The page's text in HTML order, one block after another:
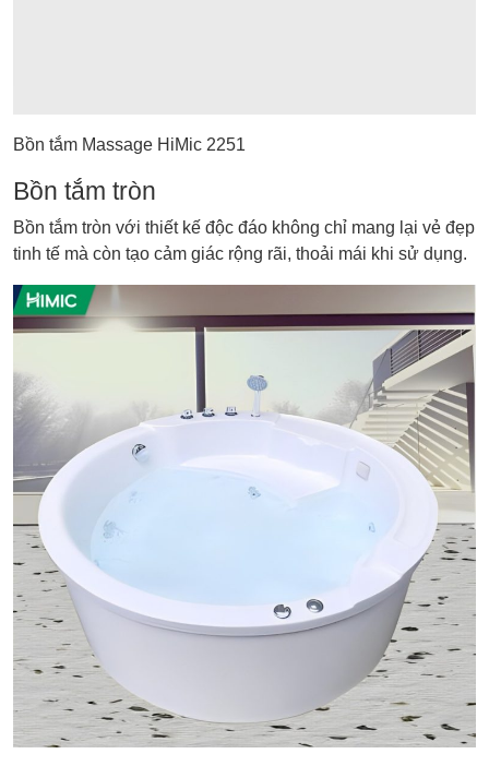
Bồn tắm Massage HiMic 2251
Bồn tắm tròn
Bồn tắm tròn với thiết kế độc đáo không chỉ mang lại vẻ đẹp
tinh tế mà còn tạo cảm giác rộng rãi, thoải mái khi sử dụng.